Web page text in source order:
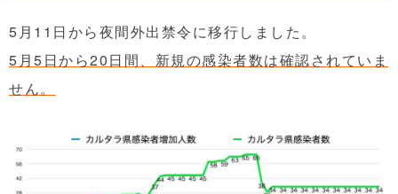
5月11日から夜間外出禁令に移行しました。
5月5日から20日間、新規の感染者数は確認されていま
せん。